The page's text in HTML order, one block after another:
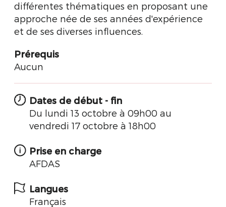
différentes thématiques en proposant une
approche née de ses années d'expérience
et de ses diverses influences.
Prérequis
Aucun
Dates de début - fin
Du lundi 13 octobre à 09h00 au
vendredi 17 octobre à 18h00
Prise en charge
AFDAS
Langues
Français